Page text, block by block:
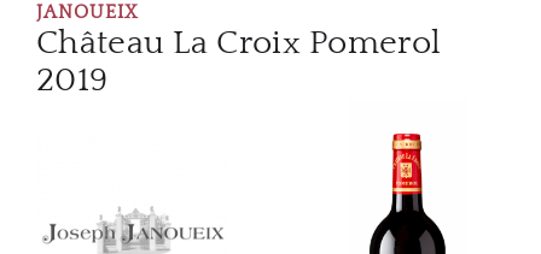
JANOUEIX
Château La Croix Pomerol
2019